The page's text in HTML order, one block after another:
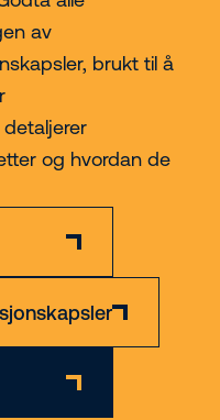
av
brukt til å
og hvordan de
reserved